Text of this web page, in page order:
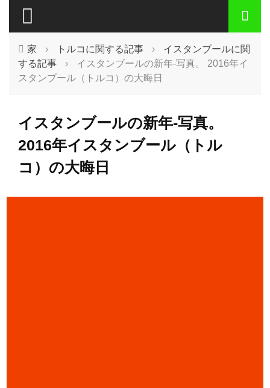
家 › トルコに関する記事 ›
イスタンブールに関
する記事
›
イスタンブールの新年-写真。 2016年イ
スタンブール（トルコ）の大晦日
イスタンブールの新年-写真。
2016年イスタンブール（トル
コ）の大晦日